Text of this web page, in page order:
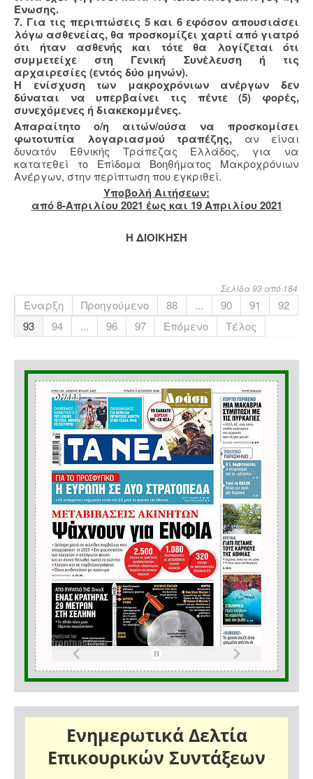
Ένωσης.
7. Για τις περιπτώσεις 5 και 6 εφόσον απουσιάσει
λόγω ασθενείας, θα προσκομίζει χαρτί από γιατρό
ότι ήταν ασθενής και τότε θα λογίζεται ότι
συμμετείχε στη Γενική Συνέλευση ή τις
αρχαιρεσίες (εντός δύο μηνών).
Η ενίσχυση των μακροχρόνιων ανέργων δεν
δύναται να υπερβαίνει τις πέντε (5) φορές,
συνεχόμενες ή διακεκομμένες.
Απαραίτητο ο/η αιτών/ούσα να προσκομίσει
φωτοτυπία λογαριασμού τραπέζης, αν είναι
δυνατόν Εθνικής Τράπεζας Ελλάδος, για να
κατατεθεί το Επίδομα Βοηθήματος Μακροχρόνιων
Ανέργων, στην περίπτωση που εγκριθεί.
Υποβολή Aιτήσεων:
από 8-Απριλίου 2021 έως και 19 Απριλίου 2021
Η ΔΙΟΙΚΗΣΗ
Σελίδα 93 από 184
Έναρξη Προηγούμενο 88 ... 90 91
92
93
94 ... 96 97 Επόμενο Τέλος
Ενημερωτικά Δελτία
Επικουρικών Συντάξεων